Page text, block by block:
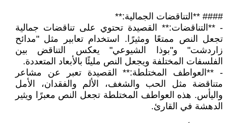
#### **التناقضات الجمالية:**
- **التناقضات:** القصيدة تحتوي على تناقضات جمالية
تجعل النص ممتعًا ومثيرًا. استخدام تعابير مثل "مدائح
زاردشت" و"بوذا الشيوعي" يعكس التناقض بين
الفلسفات المختلفة ويجعل النص مليئًا بالأبعاد المتعددة.
- **العواطف المختلطة:** القصيدة تعبر عن مشاعر
متناقضة مثل الحب والشغف، الألم والفقدان، الأمل
واليأس. هذه العواطف المختلطة تجعل النص معبرًا ويثير
الدهشة في القارئ.